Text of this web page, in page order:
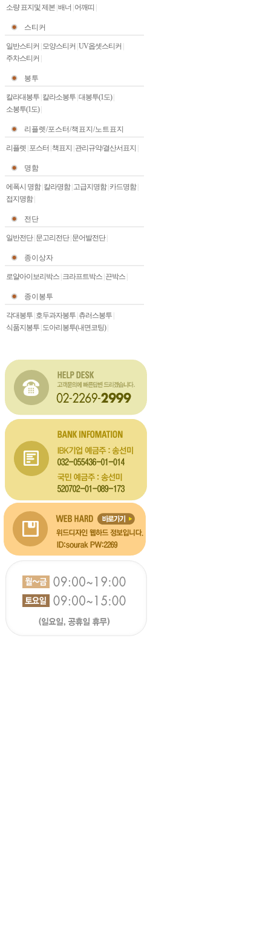
소량 표지및 제본 배너 어깨띠
스티커
일반스티커 모양스티커 UV옵셋스티커
주차스티커
봉투
칼라대봉투 칼라소봉투 대봉투(1도)|
소봉투(1도)|
리플렛/포스터/책표지/노트표지
리플렛 포스터 책표지 관리규약/결산서표지
명함
에폭시 명함| 칼라명함| 고급지명함| 카드명함|
접지명함|
전단
일반전단| 문고리전단| 문어발전단|
종이상자
로얄아이보리박스 크라프트박스 끈박스
종이봉투
각대봉투 호두과자봉투 츄러스봉투
식품지봉투 도아리봉투(내면코팅)|